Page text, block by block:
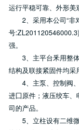
运行平稳可靠、外形美
2、采用本公司“非
号
强。
3、主平台釆用整
结构及联接紧固件均采
4、主泵、控制阀
进囗原件；液压绞车
司的产品。
5、立柱设有二维